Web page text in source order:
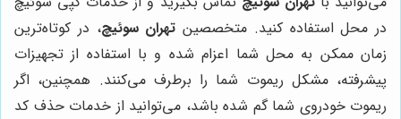
در محل استفاده کنید. متخصصین تهران سوئیچ، در کوتاه‌ترین
زمان ممکن به محل شما اعزام شده و با استفاده از تجهیزات
پیشرفته، مشکل ریموت شما را برطرف می‌کنند. همچنین، اگر
ریموت خودروی شما گم شده باشد، می‌توانید از خدمات حذف کد